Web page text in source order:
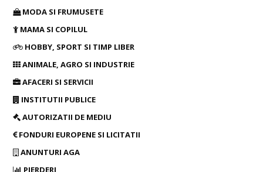
MODA SI FRUMUSETE
MAMA SI COPILUL
HOBBY, SPORT SI TIMP LIBER
ANIMALE, AGRO SI INDUSTRIE
AFACERI SI SERVICII
INSTITUTII PUBLICE
AUTORIZATII DE MEDIU
FONDURI EUROPENE SI LICITATII
ANUNTURI AGA
PIERDERI